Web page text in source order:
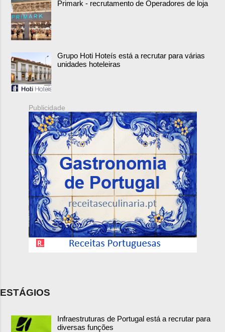
Primark - recrutamento de Operadores de loja
Grupo Hoti Hoteís está a recrutar para várias
unidades hoteleiras
Publicidade
ESTÁGIOS
Infraestruturas de Portugal está a recrutar para
diversas funções